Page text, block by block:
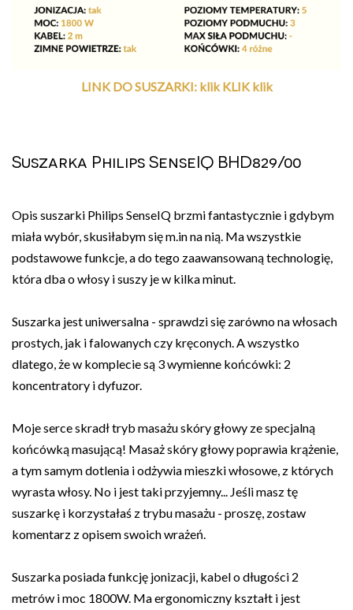
LINK DO SUSZARKI: klik KLIK klik
Suszarka Philips SenseIQ BHD829/00
Opis suszarki Philips SenseIQ brzmi fantastycznie i gdybym
miała wybór, skusiłabym się m.in na nią. Ma wszystkie
podstawowe funkcje, a do tego zaawansowaną technologię,
która dba o włosy i suszy je w kilka minut.
Suszarka jest uniwersalna - sprawdzi się zarówno na włosach
prostych, jak i falowanych czy kręconych. A wszystko
dlatego, że w komplecie są 3 wymienne końcówki: 2
koncentratory i dyfuzor.
Moje serce skradł tryb masażu skóry głowy ze specjalną
końcówką masującą! Masaż skóry głowy poprawia krążenie,
a tym samym dotlenia i odżywia mieszki włosowe, z których
wyrasta włosy. No i jest taki przyjemny... Jeśli masz tę
suszarkę i korzystałaś z trybu masażu - proszę, zostaw
komentarz z opisem swoich wrażeń.
Suszarka posiada funkcję jonizacji, kabel o długości 2
metrów i moc 1800W. Ma ergonomiczny kształt i jest